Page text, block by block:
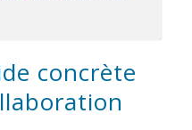
concrète